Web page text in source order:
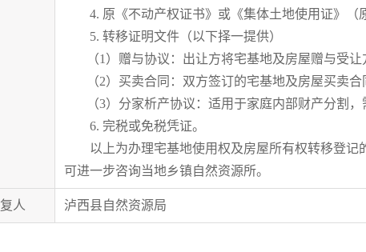
4. 原《不动产权证书》或《集体土地使用证》（
5. 转移证明文件（以下择一提供）
（1）赠与协议：出让方将宅基地及房屋赠与受让
（2）买卖合同：双方签订的宅基地及房屋买卖合
（3）分家析产协议：适用于家庭内部财产分割，
6. 完税或免税凭证。
以上为办理宅基地使用权及房屋所有权转移登记
可进一步咨询当地乡镇自然资源所。
人 泸西县自然资源局